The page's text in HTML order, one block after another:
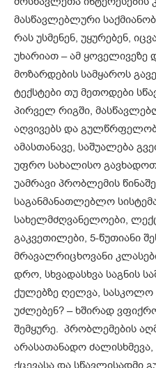
მასწავლებლური
რას უსმენენ, უყურებენ,
უხარიათ – ამ ყოველივეზე
მოზარდების სამყაროს
ტექსტები თუ მეთოდები
პირველ რიგში,
აღვივებს და
ამასთანავე, საშუალება
უფრო სახალისო
უამრავი პრობლემის
საგანმანათლებლო
სახელმძღვანელოები,
გაკვეთილები, 5-წუთიანი
მრავალრიცხოვანი
დრო, სხვადასხვა საგნის
ქულებზე ღელვა,
უძლებენ? – ხშირად
შემყურე. პრობლემების
არასათანადო